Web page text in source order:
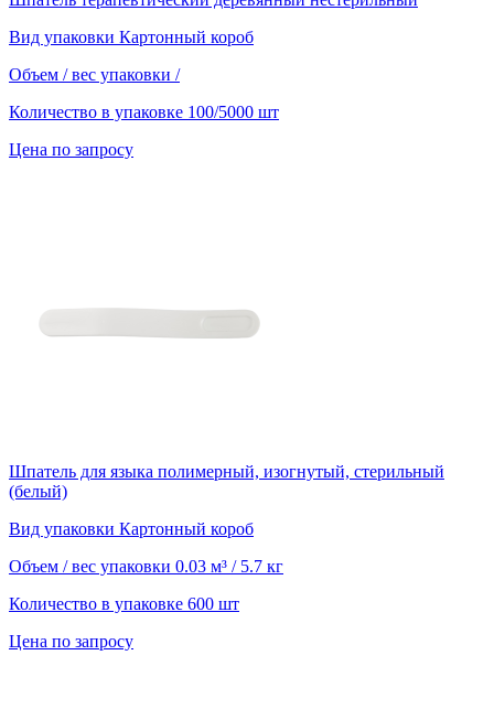
Вид упаковки Картонный короб
Объем / вес упаковки /
Количество в упаковке 100/5000 шт
Цена по запросу
Шпатель для языка полимерный, изогнутый, стерильный
(белый)
Вид упаковки Картонный короб
Объем / вес упаковки 0.03 м³ / 5.7 кг
Количество в упаковке 600 шт
Цена по запросу